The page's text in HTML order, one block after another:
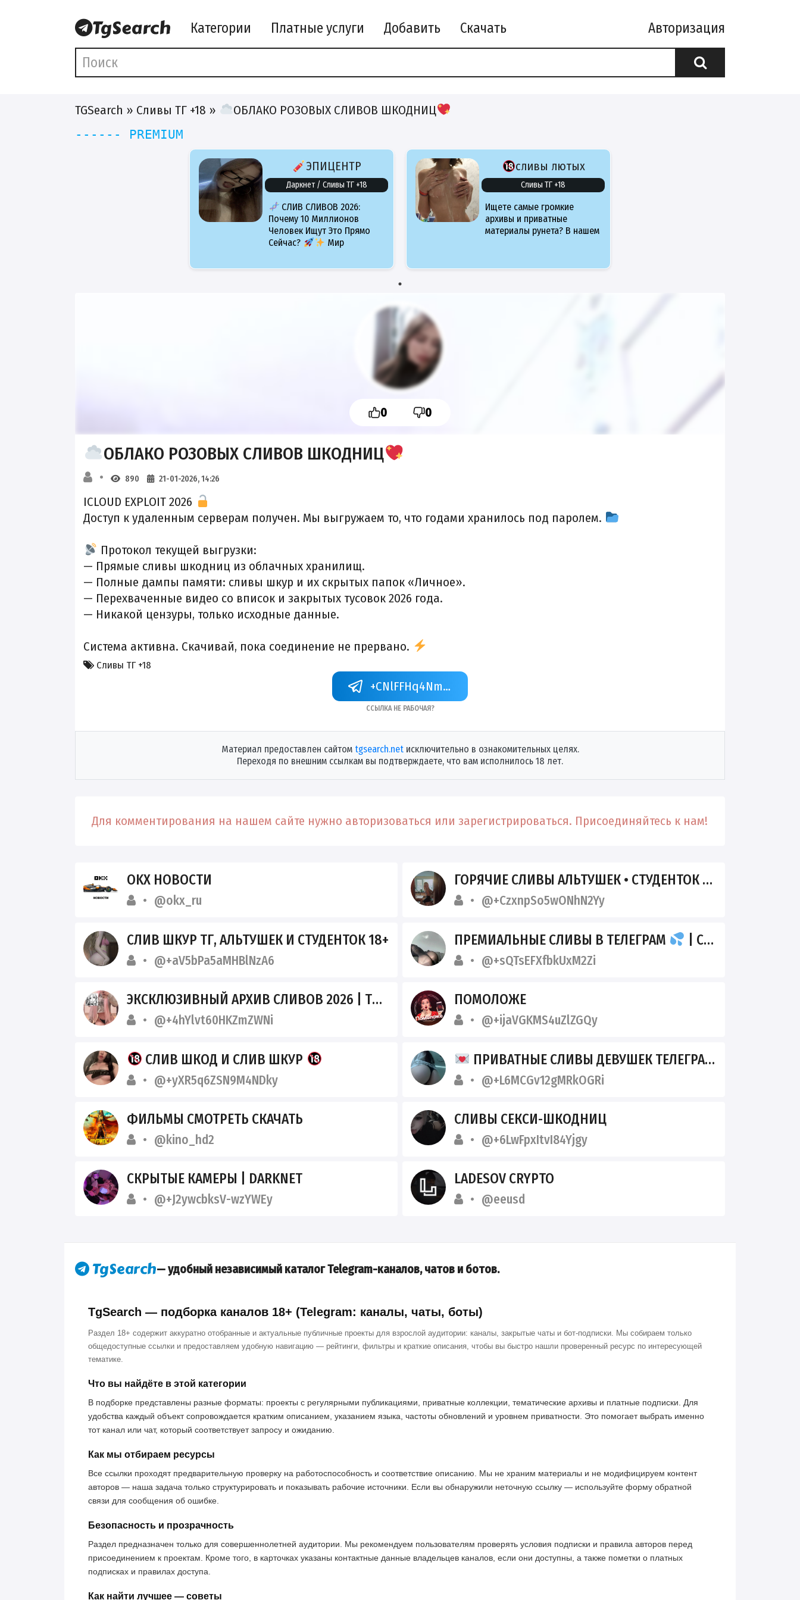
Категории Платные услуги Добавить Скачать Авторизация
TGSearch » Сливы ТГ +18 » ОБЛАКО РОЗОВЫХ СЛИВОВ ШКОДНИЦ
------ PREMIUM
ЭПИЦЕНТР
Даркнет / Сливы ТГ +18
СЛИВ СЛИВОВ 2026:
Почему 10 Миллионов
Человек Ищут Это Прямо
Сейчас?
Мир
сливы лютых
Сливы ТГ +18
Ищете самые громкие
архивы и приватные
материалы рунета? В нашем
0 0
ОБЛАКО РОЗОВЫХ СЛИВОВ ШКОДНИЦ
890 21-01-2026, 14:26
ICLOUD EXPLOIT 2026
Доступ к удаленным серверам получен. Мы выгружаем то, что годами хранилось под паролем.
Протокол текущей выгрузки:
— Прямые сливы шкодниц из облачных хранилищ.
— Полные дампы памяти: сливы шкур и их скрытых папок «Личное».
— Перехваченные видео со вписок и закрытых тусовок 2026 года.
— Никакой цензуры, только исходные данные.
Система активна. Скачивай, пока соединение не прервано.
Сливы ТГ +18
+CNlFFHq4NmQ5OTFi
Ссылка не рабочая?
Материал предоставлен сайтом tgsearch.netисключительно в ознакомительных целях.
Переходя по внешним ссылкам вы подтверждаете, что вам исполнилось 18 лет.
Для комментирования на нашем сайте нужно авторизоваться или зарегистрироваться. Присоединяйтесь к нам!
OKX НОВОСТИ
@okx_ru
ГОРЯЧИЕ СЛИВЫ АЛЬТУШЕК • СТУДЕНТОК • ШКОДНИЦ
@+CzxnpSo5wONhN2Yy
СЛИВ ШКУР ТГ, АЛЬТУШЕК И СТУДЕНТОК 18+
@+aV5bPa5aMHBlNzA6
ПРЕМИАЛЬНЫЕ СЛИВЫ В ТЕЛЕГРАМ | СЛИВЫ ШКОДНИЦ И РУНЕТОК ПРЯМО В ТВОЁМ ТЕЛЕФОНЕ
@+sQTsEFXfbkUxM2Zi
ЭКСКЛЮЗИВНЫЙ АРХИВ СЛИВОВ 2026 | ТРЕШ, ВПИСКИ, ПРИВАТ
@+4hYlvt60HKZmZWNi
ПОМОЛОЖЕ
@+ijaVGKMS4uZlZGQy
СЛИВ ШКОД И СЛИВ ШКУР
@+yXR5q6ZSN9M4NDky
ПРИВАТНЫЕ СЛИВЫ ДЕВУШЕК ТЕЛЕГРАМ
@+L6MCGv12gMRkOGRi
ФИЛЬМЫ СМОТРЕТЬ СКАЧАТЬ
@kino_hd2
СЛИВЫ СЕКСИ-ШКОДНИЦ
@+6LwFpxItvI84Yjgy
СКРЫТЫЕ КАМЕРЫ | DARKNET
@+J2ywcbksV-wzYWEy
LADESOV CRYPTO
@eeusd
— удобный независимый каталог Telegram-каналов, чатов и ботов.
TgSearch — подборка каналов 18+ (Telegram: каналы, чаты, боты)
Раздел 18+ содержит аккуратно отобранные и актуальные публичные проекты для взрослой аудитории: каналы, закрытые чаты и бот-подписки. Мы собираем только
общедоступные ссылки и предоставляем удобную навигацию — рейтинги, фильтры и краткие описания, чтобы вы быстро нашли проверенный ресурс по интересующей
тематике.
Что вы найдёте в этой категории
В подборке представлены разные форматы: проекты с регулярными публикациями, приватные коллекции, тематические архивы и платные подписки. Для
удобства каждый объект сопровождается кратким описанием, указанием языка, частоты обновлений и уровнем приватности. Это помогает выбрать именно
тот канал или чат, который соответствует запросу и ожиданию.
Как мы отбираем ресурсы
Все ссылки проходят предварительную проверку на работоспособность и соответствие описанию. Мы не храним материалы и не модифицируем контент
авторов — наша задача только структурировать и показывать рабочие источники. Если вы обнаружили неточную ссылку — используйте форму обратной
связи для сообщения об ошибке.
Безопасность и прозрачность
Раздел предназначен только для совершеннолетней аудитории. Мы рекомендуем пользователям проверять условия подписки и правила авторов перед
присоединением к проектам. Кроме того, в карточках указаны контактные данные владельцев каналов, если они доступны, а также пометки о платных
подписках и правилах доступа.
Как найти лучшее — советы